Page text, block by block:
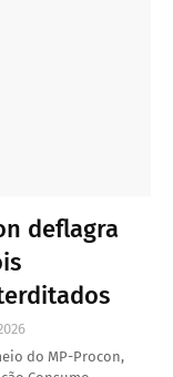
deflagra
do MP-Procon,